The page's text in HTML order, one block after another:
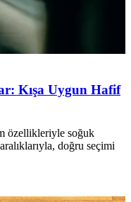
Kışa Uygun Hafif
özellikleriyle soğuk
doğru seçimi